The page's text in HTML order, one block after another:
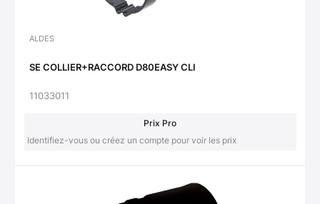
ALDES
SE COLLIER+RACCORD D80EASY CLI
11033011
Prix Pro
Identifiez-vous ou créez un compte pour voir les prix